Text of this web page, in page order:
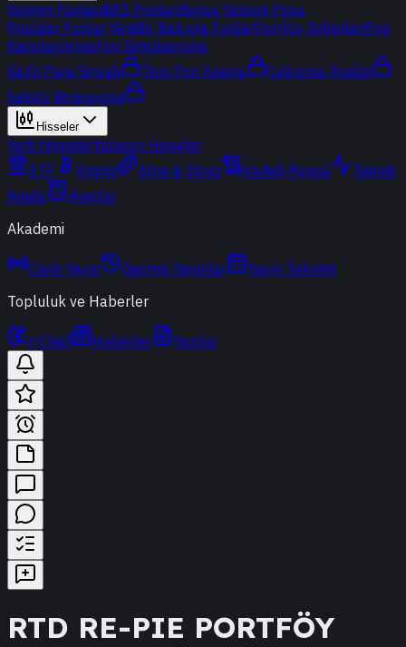
Yatırım FonlarıBES FonlarıBorsa Yatırım Fonu
Popüler Fonlar YeniBir Bakışta FonlarPortföy ŞirketleriFon
KarşılaştırmaFon Simülasyonu
Akıllı Para Sinyali
Ters Fon Arama
Çakışma Analizi
Sektör Rotasyonu
Hisseler
Yerli HisselerYabancı Hisseler
ETF
Kripto Altın & Döviz Vadeli Piyasa
Teknik
Analiz
Araçlar
Akademi
Canlı Yayın Geçmiş Yayınlar
Yayın Takvimi
Topluluk ve Haberler
t-Chat Haberler Yazılar
RTD RE-PIE PORTFÖY